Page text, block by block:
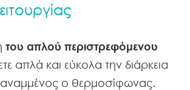
του απλού περιστρεφόμενου
απλά και εύκολα την διάρκεια
αναμμένος ο θερμοσίφωνας.